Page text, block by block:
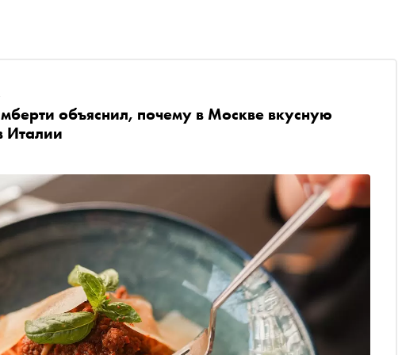
объяснил, почему в Москве вкусную
Италии